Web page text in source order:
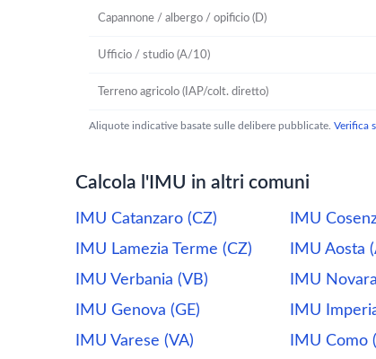
Capannone / albergo / opificio (D)
Ufficio / studio (A/10)
Terreno agricolo (IAP/colt. diretto)
Aliquote indicative basate sulle delibere pubblicate. Verifica
Calcola l'IMU in altri comuni
IMU Catanzaro (CZ) IMU
IMU Lamezia Terme (CZ)
IMU Aosta
IMU Verbania (VB)
IMU
IMU Genova (GE)
IMU
IMU Varese (VA)
IMU Como